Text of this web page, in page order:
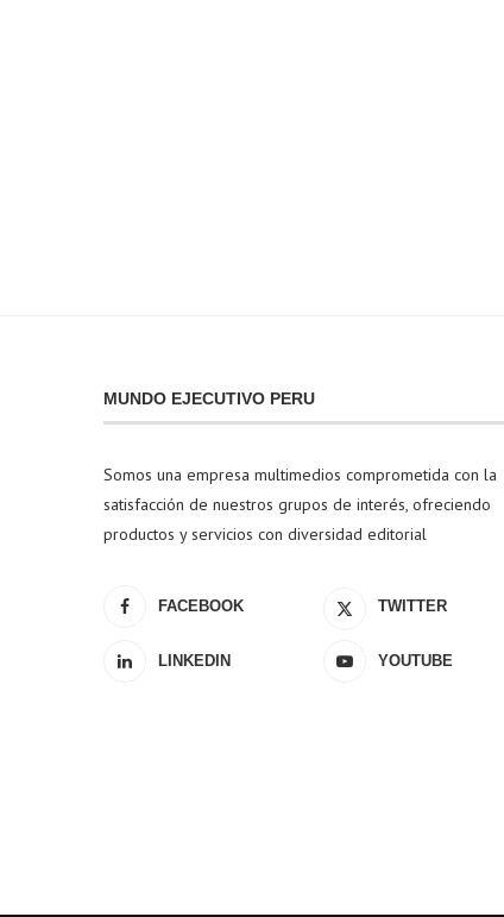
MUNDO EJECUTIVO PERU
Somos una empresa multimedios comprometida con la
satisfacción de nuestros grupos de interés, ofreciendo
productos y servicios con diversidad editorial
FACEBOOK TWITTER
LINKEDIN YOUTUBE